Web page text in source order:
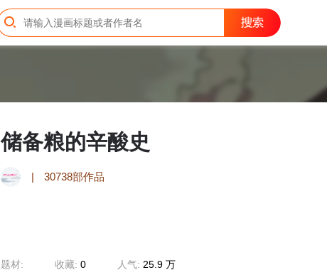
储备粮的辛酸史
| 30738部作品
题材: 收藏: 0 人气: 25.9 万